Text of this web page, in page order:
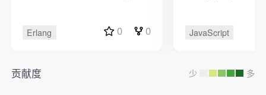
Erlang 0 0 JavaScript
贡献度 少 多